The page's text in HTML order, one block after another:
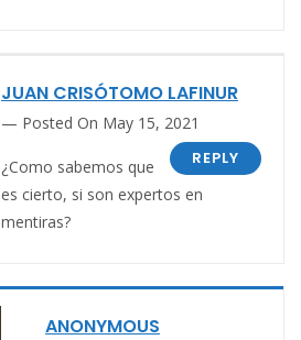
JUAN CRISÓTOMO LAFINUR
Posted On May 15, 2021
REPLY
¿Como sabemos que
es cierto, si son expertos en
mentiras?
ANONYMOUS